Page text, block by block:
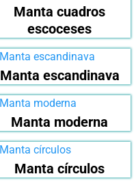
Manta cuadros
escoceses
Manta escandinava
Manta moderna
Manta círculos